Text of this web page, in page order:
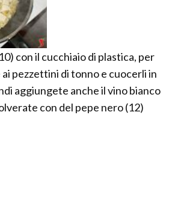
con il cucchiaio di plastica, per
pezzettini di tonno e cuocerli in
aggiungete anche il vino bianco
con del pepe nero (12)